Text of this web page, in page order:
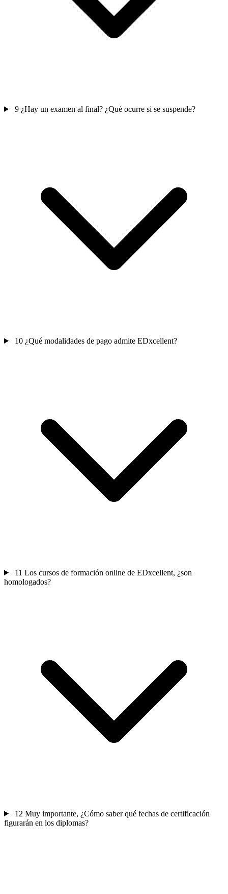
9 ¿Hay un examen al final? ¿Qué ocurre si se suspende?
10 ¿Qué modalidades de pago admite EDxcellent?
11 Los cursos de formación online de EDxcellent, ¿son
homologados?
12 Muy importante, ¿Cómo saber qué fechas de certificación
figurarán en los diplomas?